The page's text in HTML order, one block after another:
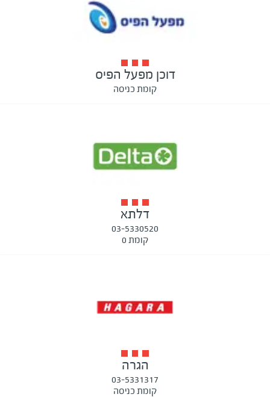
דוכן מפעל הפיס
קומת כניסה
דלתא
03-5330520
קומת 0
הגרה
03-5331317
קומת כניסה